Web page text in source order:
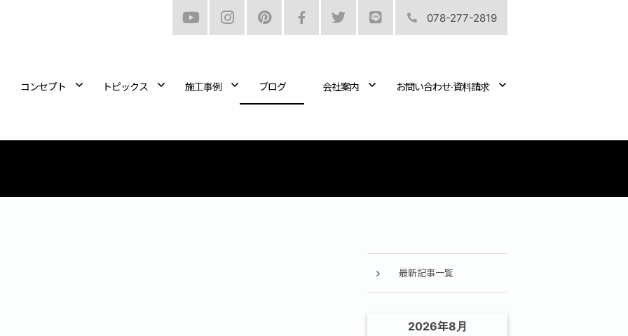
078-277-2819
コンセプト トピックス 施工事例 ブログ 会社案内 お問い合わせ·資料請求
最新記事一覧
2026年8月